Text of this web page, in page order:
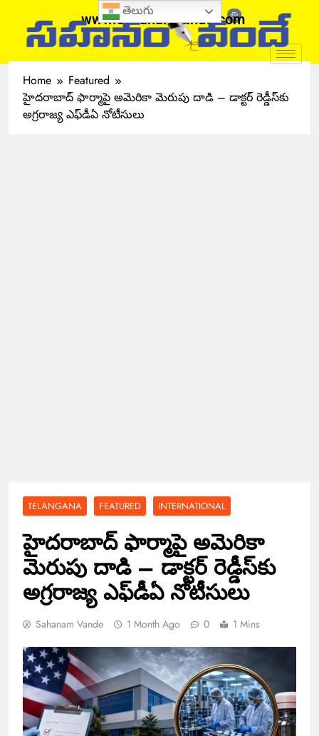
www.sahanamvande.com
Home
Featured
హైదరాబాద్ ఫార్మాపై అమెరికా మెరుపు దాడి – డాక్టర్ రెడ్డీస్‌కు
అగ్రరాజ్య ఎఫ్‌డీఏ నోటీసులు
TELANGANA FEATURED INTERNATIONAL
హైదరాబాద్ ఫార్మాపై అమెరికా
మెరుపు దాడి – డాక్టర్ రెడ్డీస్‌కు
అగ్రరాజ్య ఎఫ్‌డీఏ నోటీసులు
Sahanam Vande 1 Month Ago 0 1 Mins
తెలుగు